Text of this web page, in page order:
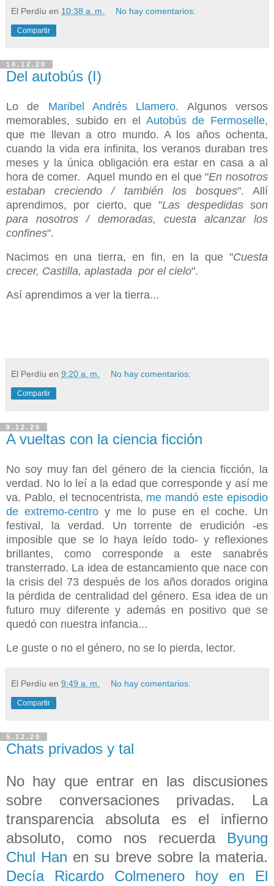
El Perdíu en 10:38 a. m. No hay comentarios:
Compartir
10.12.20
Del autobús (I)
Lo de Maribel Andrés Llamero. Algunos versos
memorables, subido en el Autobús de Fermoselle,
que me llevan a otro mundo. A los años ochenta,
cuando la vida era infinita, los veranos duraban tres
meses y la única obligación era estar en casa a al
hora de comer. Aquel mundo en el que "En nosotros
estaban creciendo / también los bosques". Allí
aprendimos, por cierto, que "Las despedidas son
para nosotros / demoradas, cuesta alcanzar los
confines".
Nacimos en una tierra, en fin, en la que "Cuesta
crecer, Castilla, aplastada por el cielo".
Así aprendimos a ver la tierra...
El Perdíu en 9:20 a. m. No hay comentarios:
Compartir
9.12.20
A vueltas con la ciencia ficción
No soy muy fan del género de la ciencia ficción, la
verdad. No lo leí a la edad que corresponde y así me
va. Pablo, el tecnocentrista, me mandó este episodio
de extremo-centro y me lo puse en el coche. Un
festival, la verdad. Un torrente de erudición -es
imposible que se lo haya leído todo- y reflexiones
brillantes, como corresponde a este sanabrés
transterrado. La idea de estancamiento que nace con
la crisis del 73 después de los años dorados origina
la pérdida de centralidad del género. Esa idea de un
futuro muy diferente y además en positivo que se
quedó con nuestra infancia...
Le guste o no el género, no se lo pierda, lector.
El Perdíu en 9:49 a. m. No hay comentarios:
Compartir
5.12.20
Chats privados y tal
No hay que entrar en las discusiones
sobre conversaciones privadas. La
transparencia absoluta es el infierno
absoluto, como nos recuerda Byung
Chul Han en su breve sobre la materia.
Decía Ricardo Colmenero hoy en El